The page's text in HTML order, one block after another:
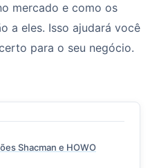
mercado e como os
a eles. Isso ajudará você
para o seu negócio.
Shacman e HOWO